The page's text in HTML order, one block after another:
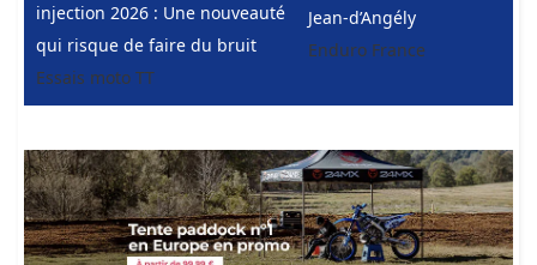
injection 2026 : Une nouveauté
qui risque de faire du bruit
Essais moto TT
Jean-d’Angély
Enduro France